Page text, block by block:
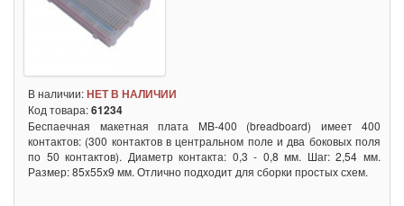
В наличии:НЕТ В НАЛИЧИИ
Код товара:61234
Беспаечная макетная плата MB-400 (breadboard) имеет 400
контактов: (300 контактов в центральном поле и два боковых поля
по 50 контактов). Диаметр контакта: 0,3 - 0,8 мм. Шаг: 2,54 мм.
Размер: 85x55х9 мм. Отлично подходит для сборки простых схем.